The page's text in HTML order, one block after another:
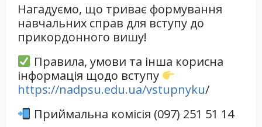
Нагадуємо, що триває формування
навчальних справ для вступу до
прикордонного вишу!
Правила, умови та інша корисна
інформація щодо вступу
https://nadpsu.edu.ua/vstupnyku/
Приймальна комісія (097) 251 51 14